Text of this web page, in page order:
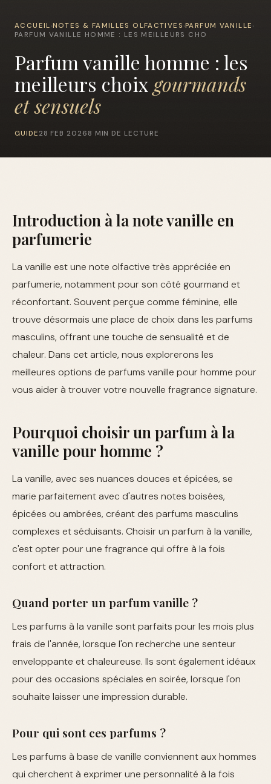
ACCUEIL ›NOTES & FAMILLES OLFACTIVES ›PARFUM VANILLE ›
PARFUM VANILLE HOMME : LES MEILLEURS CHO
Parfum vanille homme : les
meilleurs choix gourmands
et sensuels
GUIDE 28 FEB 2026 8 MIN DE LECTURE
Introduction à la note vanille en
parfumerie
La vanille est une note olfactive très appréciée en
parfumerie, notamment pour son côté gourmand et
réconfortant. Souvent perçue comme féminine, elle
trouve désormais une place de choix dans les parfums
masculins, offrant une touche de sensualité et de
chaleur. Dans cet article, nous explorerons les
meilleures options de parfums vanille pour homme pour
vous aider à trouver votre nouvelle fragrance signature.
Pourquoi choisir un parfum à la
vanille pour homme ?
La vanille, avec ses nuances douces et épicées, se
marie parfaitement avec d'autres notes boisées,
épicées ou ambrées, créant des parfums masculins
complexes et séduisants. Choisir un parfum à la vanille,
c'est opter pour une fragrance qui offre à la fois
confort et attraction.
Quand porter un parfum vanille ?
Les parfums à la vanille sont parfaits pour les mois plus
frais de l'année, lorsque l'on recherche une senteur
enveloppante et chaleureuse. Ils sont également idéaux
pour des occasions spéciales en soirée, lorsque l'on
souhaite laisser une impression durable.
Pour qui sont ces parfums ?
Les parfums à base de vanille conviennent aux hommes
qui cherchent à exprimer une personnalité à la fois